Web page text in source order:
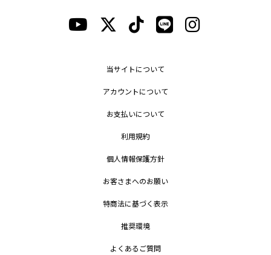
当サイトについて
アカウントについて
お支払いについて
利用規約
個人情報保護方針
お客さまへのお願い
特商法に基づく表示
推奨環境
よくあるご質問